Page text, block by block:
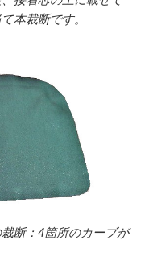
本裁断です。
断：4箇所のカーブが